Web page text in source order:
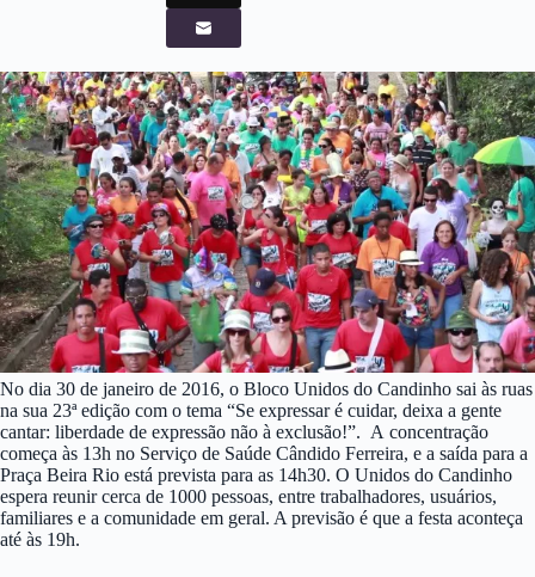
No dia 30 de janeiro de 2016, o Bloco Unidos do Candinho sai às ruas
na sua 23ª edição com o tema “Se expressar é cuidar, deixa a gente
cantar: liberdade de expressão não à exclusão!”. A concentração
começa às 13h no Serviço de Saúde Cândido Ferreira, e a saída para a
Praça Beira Rio está prevista para as 14h30. O Unidos do Candinho
espera reunir cerca de 1000 pessoas, entre trabalhadores, usuários,
familiares e a comunidade em geral. A previsão é que a festa aconteça
até às 19h.